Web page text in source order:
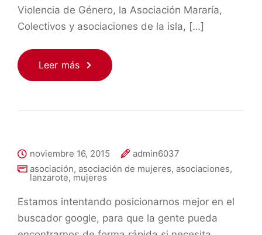
Violencia de Género, la Asociación Mararía,
Colectivos y asociaciones de la isla, […]
Leer más
noviembre 16, 2015
admin6037
asociación, asociación de mujeres, asociaciones,
lanzarote, mujeres
Estamos intentando posicionarnos mejor en el
buscador google, para que la gente pueda